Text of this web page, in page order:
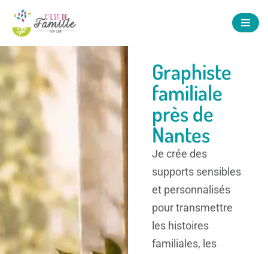
Aller
au
contenu
Graphiste
familiale
près de
Nantes
Je crée des
supports sensibles
et personnalisés
pour transmettre
les histoires
familiales, les